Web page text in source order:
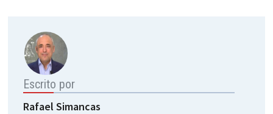
Escrito por
Rafael Simancas